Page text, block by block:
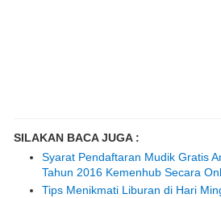
SILAKAN BACA JUGA :
Syarat Pendaftaran Mudik Gratis
Tahun 2016 Kemenhub Secara
Tips Menikmati Liburan di Hari